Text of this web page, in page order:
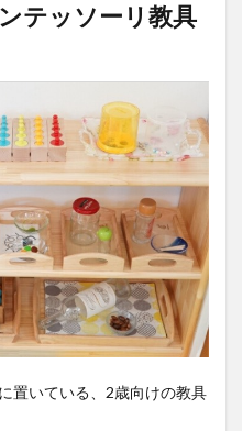
テッソーリ教具
置いている、2歳向けの教具